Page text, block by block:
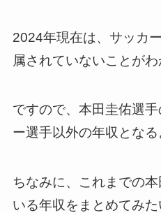
2024年現在は、サッカ
属されていないことがわ
ですので、本田圭佑選
ー選手以外の年収となる
ちなみに、これまでの
いる年収をまとめてみた